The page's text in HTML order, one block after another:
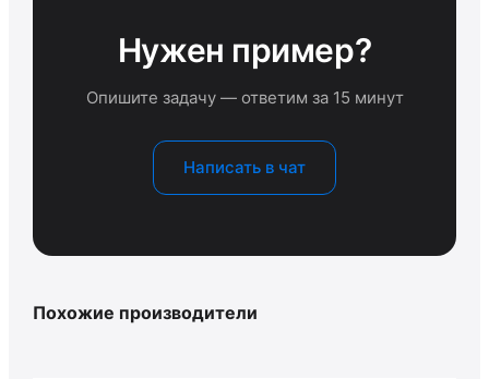
Нужен пример?
Опишите задачу — ответим за 15 минут
Написать в чат
Похожие производители